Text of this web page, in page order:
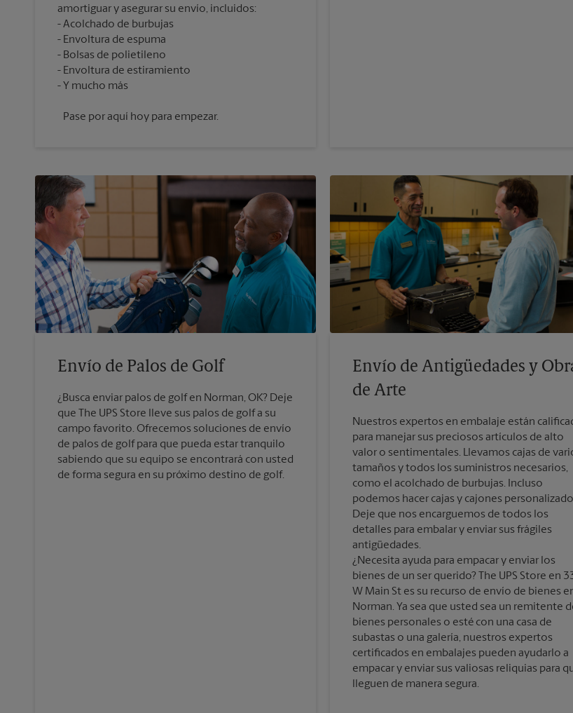
amortiguar y asegurar su envío, incluidos:
Acolchado de burbujas
Envoltura de espuma
Bolsas de polietileno
Envoltura de estiramiento
Pase por aquí hoy para empezar.
Envío de Palos de Golf
¿Busca enviar palos de golf en Norman, OK? Deje
que The UPS Store lleve sus palos de golf a su
campo favorito. Ofrecemos soluciones de envío
de palos de golf para que pueda estar tranquilo
sabiendo que su equipo se encontrará con usted
de forma segura en su próximo destino de golf.
Envío de Antigüedades y
de Arte
Nuestros expertos en embalaje están
para manejar sus preciosos artículos de alto
valor o sentimentales. Llevamos cajas de
tamaños y todos los suministros necesarios,
como el acolchado de burbujas. Incluso
podemos hacer cajas y cajones
Deje que nos encarguemos de todos los
detalles para embalar y enviar sus frágiles
antigüedades.
¿Necesita ayuda para empacar y enviar los
bienes de un ser querido? The UPS Store en
W Main St es su recurso de envío de bienes
Norman. Ya sea que usted sea un remitente
bienes personales o esté con una casa de
subastas o una galería, nuestros expertos
certificados en embalajes pueden ayudarlo a
empacar y enviar sus valiosas reliquias para
lleguen de manera segura.